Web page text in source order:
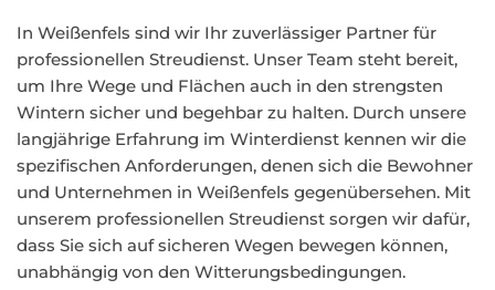
In Weißenfels sind wir Ihr zuverlässiger Partner für
professionellen Streudienst. Unser Team steht bereit,
um Ihre Wege und Flächen auch in den strengsten
Wintern sicher und begehbar zu halten. Durch unsere
langjährige Erfahrung im Winterdienst kennen wir die
spezifischen Anforderungen, denen sich die Bewohner
und Unternehmen in Weißenfels gegenübersehen. Mit
unserem professionellen Streudienst sorgen wir dafür,
dass Sie sich auf sicheren Wegen bewegen können,
unabhängig von den Witterungsbedingungen.